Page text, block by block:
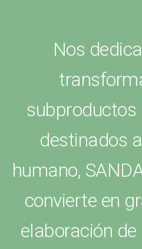
Nos
subproductos
destinados
humano,
convierte en
elaboración